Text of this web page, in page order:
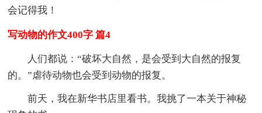
会记得我！
写动物的作文400字 篇4
人们都说：“破坏大自然，是会受到大自然的报复
的。”虐待动物也会受到动物的报复。
前天，我在新华书店里看书。我挑了一本关于神秘